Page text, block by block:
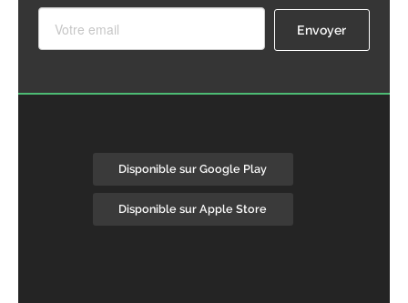
Disponible sur Google Play
Disponible sur Apple Store